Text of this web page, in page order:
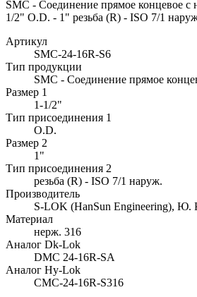
SMC - Соединение прямое концевое с
1/2" O.D. - 1" резьба (R) - ISO 7/1
Артикул
SMC-24-16R-S6
Тип продукции
SMC - Соединение прямое
Размер 1
1-1/2"
Тип присоединения 1
O.D.
Размер 2
1"
Тип присоединения 2
резьба (R) - ISO 7/1 наруж.
Производитель
S-LOK (HanSun Engineering), Ю.
Материал
нерж. 316
Аналог Dk-Lok
DMC 24-16R-SA
Аналог Hy-Lok
CMC-24-16R-S316